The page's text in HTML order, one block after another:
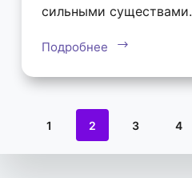
сильными существами.
Подробнее
1 2 3 4